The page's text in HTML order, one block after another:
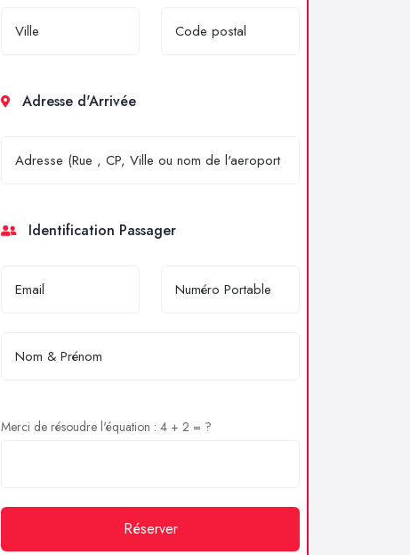
Adresse d'Arrivée
Identification Passager
Merci de résoudre l'équation : 4 + 2 = ?
Réserver